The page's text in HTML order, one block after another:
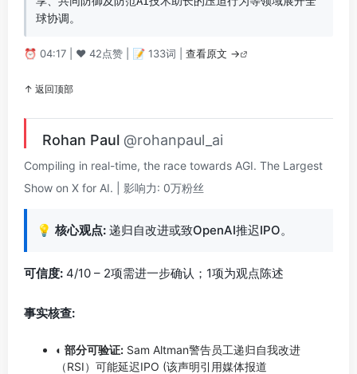
球协调。
⏰ 04:17 | ❤️ 42点赞 | 📝 133词 | 查看原文 →
↑ 返回顶部
Rohan Paul @rohanpaul_ai
Compiling in real-time, the race towards AGI. The Largest
Show on X for AI. | 影响力: 0万粉丝
💡 核心观点: 递归自改进或致OpenAI推迟IPO。
可信度: 4/10 – 2项需进一步确认；1项为观点陈述
事实核查:
◐ 部分可验证: Sam Altman警告员工递归自我改进
（RSI）可能延迟IPO (该声明引用媒体报道